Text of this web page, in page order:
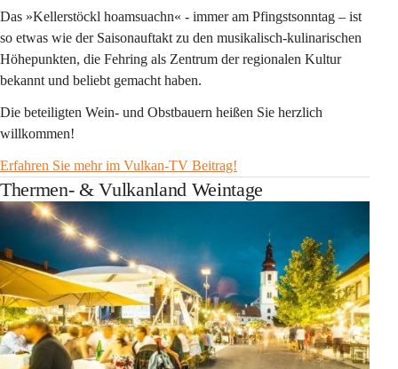
Das »Kellerstöckl hoamsuachn« - immer am Pfingstsonntag – ist
so etwas wie der Saisonauftakt zu den musikalisch-kulinarischen
Höhepunkten, die Fehring als Zentrum der regionalen Kultur
bekannt und beliebt gemacht haben.
Die beteiligten Wein- und Obstbauern heißen Sie herzlich
willkommen!
Erfahren Sie mehr im Vulkan-TV Beitrag!
Thermen- & Vulkanland Weintage